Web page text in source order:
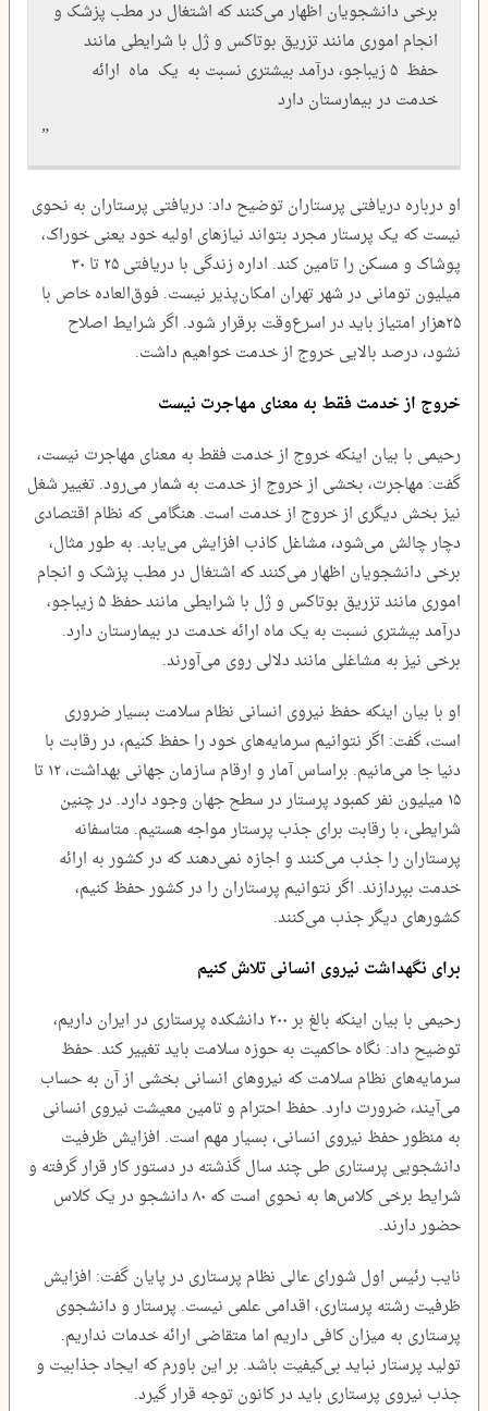
برخی دانشجویان اظهار می‌کنند که اشتغال در مطب پزشک و
انجام اموری مانند تزریق بوتاکس و ژل با شرایطی مانند
حفظ ۵ زیباجو، درآمد بیشتری نسبت به یک ماه ارائه
خدمت در بیمارستان دارد
او درباره دریافتی پرستاران توضیح داد: دریافتی پرستاران به نحوی
نیست که یک پرستار مجرد بتواند نیازهای اولیه خود یعنی خوراک،
پوشاک و مسکن را تامین کند. اداره زندگی با دریافتی ۲۵ تا ۳۰
میلیون تومانی در شهر تهران امکان‌پذیر نیست. فوق‌العاده خاص با
۲۵هزار امتیاز باید در اسرع‌وقت برقرار شود. اگر شرایط اصلاح
نشود، درصد بالایی خروج از خدمت خواهیم‌ داشت.
خروج از خدمت فقط به معنای مهاجرت نیست
رحیمی با بیان اینکه خروج از خدمت فقط به معنای مهاجرت نیست،
گفت: مهاجرت، بخشی از خروج از خدمت به‌ شمار می‌رود. تغییر شغل
نیز بخش دیگری از خروج از خدمت است. هنگامی که نظام اقتصادی
دچار چالش می‌شود، مشاغل کاذب افزایش می‌یابد. به طور مثال،
برخی دانشجویان اظهار می‌کنند که اشتغال در مطب پزشک و انجام
اموری مانند تزریق بوتاکس و ژل با شرایطی مانند حفظ ۵ زیباجو،
درآمد بیشتری نسبت به یک ماه ارائه خدمت در بیمارستان دارد.
برخی نیز به مشاغلی مانند دلالی روی می‌آورند.
او با بیان اینکه حفظ نیروی انسانی نظام سلامت بسیار ضروری
است، گفت: اگر نتوانیم سرمایه‌های خود را حفظ کنیم، در رقابت با
دنیا جا می‌مانیم. براساس آمار و ارقام سازمان جهانی بهداشت، ۱۲ تا
۱۵ میلیون نفر کمبود پرستار در سطح جهان وجود دارد. در چنین
شرایطی، با رقابت برای جذب پرستار مواجه هستیم. متاسفانه
پرستاران را جذب می‌کنند و اجازه نمی‌دهند که در کشور به ارائه
خدمت بپردازند. اگر نتوانیم پرستاران را در کشور حفظ کنیم،
کشورهای دیگر جذب می‌کنند.
برای نگهداشت نیروی انسانی تلاش کنیم
رحیمی با بیان اینکه بالغ بر ۲۰۰ دانشکده پرستاری در ایران داریم،
توضیح داد: نگاه حاکمیت به حوزه سلامت باید تغییر کند. حفظ
سرمایه‌های نظام سلامت که نیروهای انسانی بخشی از آن به حساب
می‌آیند، ضرورت دارد. حفظ احترام و تامین معیشت نیروی انسانی
به منظور حفظ نیروی انسانی، بسیار مهم است. افزایش ظرفیت
دانشجویی پرستاری طی چند سال گذشته در دستور کار قرار گرفته و
شرایط برخی کلاس‌ها به نحوی است که ۸۰ دانشجو در یک کلاس
حضور دارند.
نایب رئیس اول شورای عالی نظام پرستاری در پایان گفت: افزایش
ظرفیت رشته پرستاری، اقدامی علمی نیست. پرستار و دانشجوی
پرستاری به میزان کافی داریم اما متقاضی ارائه‌ خدمات نداریم.
تولید پرستار نباید بی‌کیفیت باشد. بر این باورم که ایجاد جذابیت و
جذب نیروی پرستاری باید در کانون توجه قرار گیرد.